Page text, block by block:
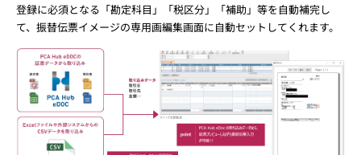
登録に必須となる「勘定科目」「税区分」「補助」等を自動補完し
て、振替伝票イメージの専用画編集画面に自動セットしてくれます。